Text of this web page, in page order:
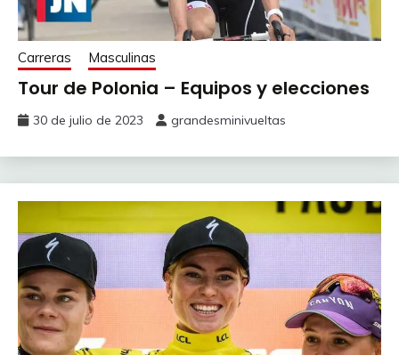
Carreras Masculinas
Tour de Polonia – Equipos y elecciones
30 de julio de 2023 grandesminivueltas